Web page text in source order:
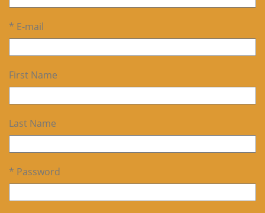
E-mail *
First Name
Last Name
Password *